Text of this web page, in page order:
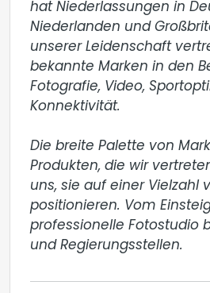
hat Niederlassungen in
Niederlanden und
unserer Leidenschaft
bekannte Marken in den
Fotografie, Video,
Konnektivität.
Die breite Palette von
Produkten, die wir
uns, sie auf einer Vielzahl
positionieren. Vom
professionelle Fotostudio